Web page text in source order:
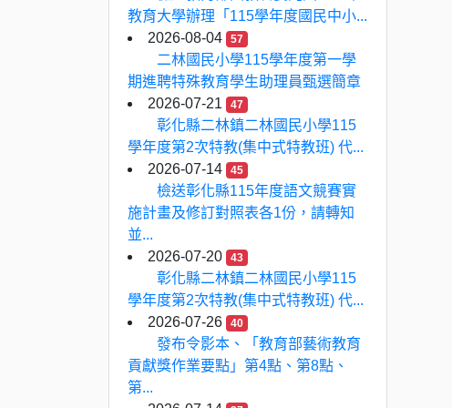
教育大學辦理「115學年度國民中小...
2026-08-04
57
二林國民小學115學年度第一學
期進聘特殊教育學生助理員甄選簡章
2026-07-21
47
彰化縣二林鎮二林國民小學115
學年度第2次特教(集中式特教班) 代...
2026-07-14
45
檢送彰化縣115年度語文競賽實
施計畫及修訂對照表各1份，請轉知
並...
2026-07-20
43
彰化縣二林鎮二林國民小學115
學年度第2次特教(集中式特教班) 代...
2026-07-26
40
發布令影本、「教育部藝術教育
貢獻獎作業要點」第4點、第8點、
第...